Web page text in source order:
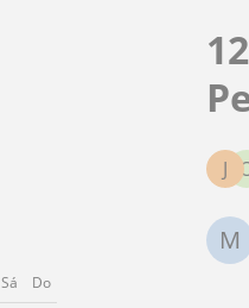
Sá
Do
J
M